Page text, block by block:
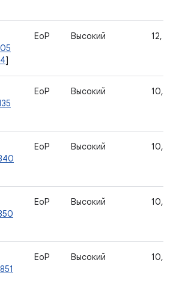
4]
EoP Высокий 12,
EoP Высокий 10,
EoP Высокий 10,
EoP Высокий 10,
EoP Высокий 10,